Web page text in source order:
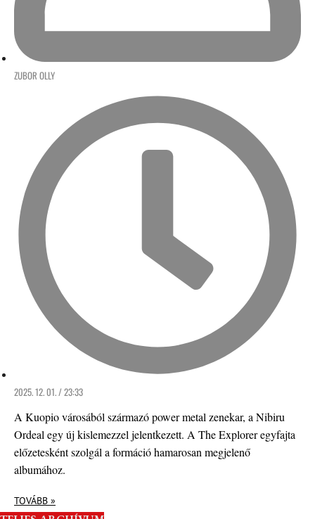
ZUBOR OLLY
2025. 12. 01. / 23:33
A Kuopio városából származó power metal zenekar, a Nibiru
Ordeal egy új kislemezzel jelentkezett. A The Explorer egyfajta
előzetesként szolgál a formáció hamarosan megjelenő
albumához.
TOVÁBB »